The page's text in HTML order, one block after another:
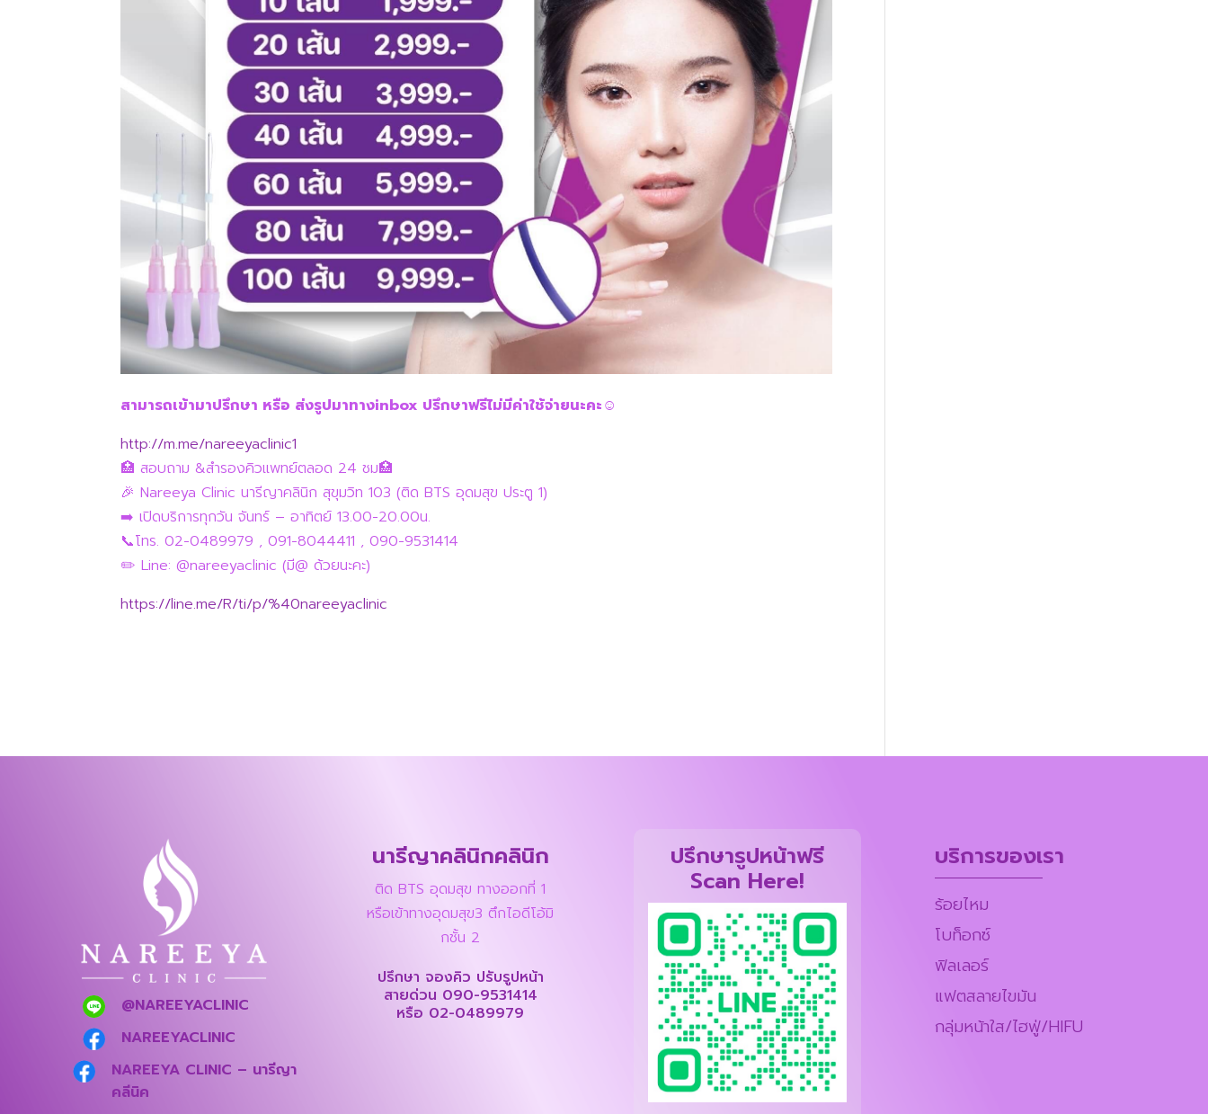
สามารถเข้ามาปรึกษา หรือ ส่งรูปมาทางinbox ปรึกษาฟรีไม่มีค่าใช้จ่ายนะคะ☺️
http://m.me/nareeyaclinic1
🏥 สอบถาม &สำรองคิวแพทย์ตลอด 24 ชม🏥
🎉 Nareeya Clinic นารีญาคลินิก สุขุมวิท 103 (ติด BTS อุดมสุข ประตู 1)
➡️ เปิดบริการทุกวัน จันทร์ – อาทิตย์ 13.00-20.00น.
📞โทร. 02-0489979 , 091-8044411 , 090-9531414
✏️ Line: @nareeyaclinic (มี@ ด้วยนะคะ)
https://line.me/R/ti/p/%40nareeyaclinic
@NAREEYACLINIC
NAREEYACLINIC
NAREEYA CLINIC – นารีญา
คลีนิค
นารีญาคลินิกคลินิก
ติด BTS อุดมสุข ทางออกที่ 1
หรือเข้าทางอุดมสุข3 ตึกไอดีโอ้มิ
กชั้น 2
ปรึกษา จองคิว ปรับรูปหน้า
สายด่วน 090-9531414
หรือ 02-0489979
ปรึกษารูปหน้าฟรี
Scan Here!
บริการของเรา
ร้อยไหม
โบท็อกซ์
ฟิลเลอร์
แฟตสลายไขมัน
กลุ่มหน้าใส/ไฮฟู่/HIFU